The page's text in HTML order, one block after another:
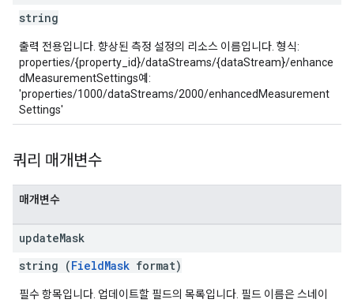
string
출력 전용입니다. 향상된 측정 설정의 리소스 이름입니다. 형식:
properties/{property_id}/dataStreams/{dataStream}/enhance
dMeasurementSettings예:
'properties/1000/dataStreams/2000/enhancedMeasurement
Settings'
쿼리 매개변수
매개변수
updateMask
string (FieldMask format)
필수 항목입니다. 업데이트할 필드의 목록입니다. 필드 이름은 스네이